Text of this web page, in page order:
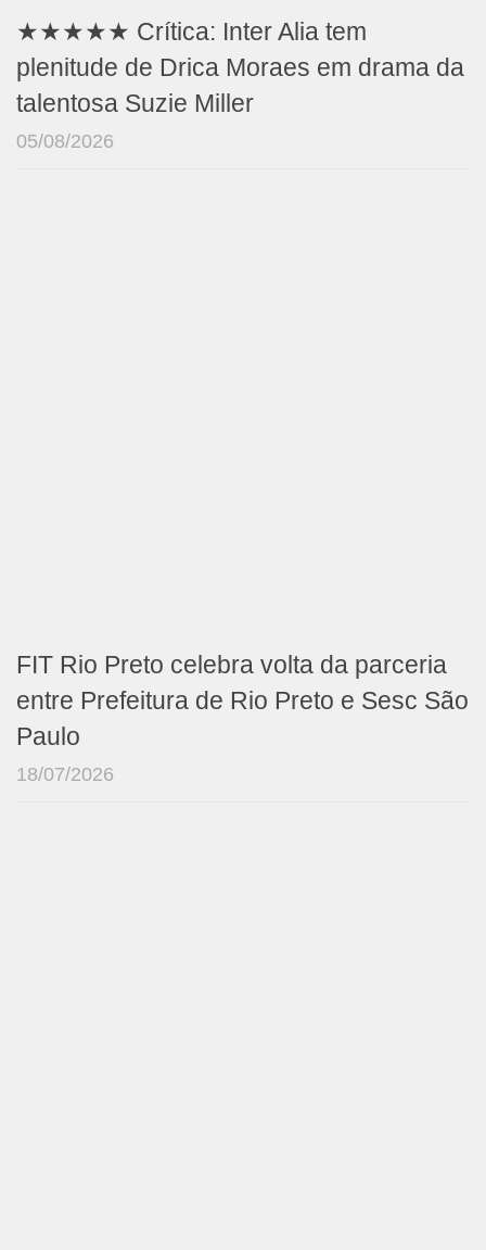
★★★★★ Crítica: Inter Alia tem
plenitude de Drica Moraes em drama da
talentosa Suzie Miller
05/08/2026
FIT Rio Preto celebra volta da parceria
entre Prefeitura de Rio Preto e Sesc São
Paulo
18/07/2026